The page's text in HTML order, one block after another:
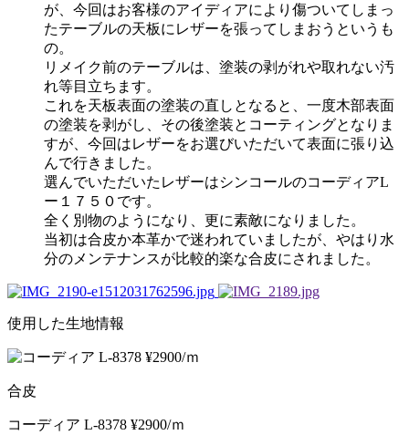
が、今回はお客様のアイディアにより傷ついてしまっ
たテーブルの天板にレザーを張ってしまおうというも
の。
リメイク前のテーブルは、塗装の剥がれや取れない汚
れ等目立ちます。
これを天板表面の塗装の直しとなると、一度木部表面
の塗装を剥がし、その後塗装とコーティングとなりま
すが、今回はレザーをお選びいただいて表面に張り込
んで行きました。
選んでいただいたレザーはシンコールのコーディアL
ー１７５０です。
全く別物のようになり、更に素敵になりました。
当初は合皮か本革かで迷われていましたが、やはり水
分のメンテナンスが比較的楽な合皮にされました。
使用した生地情報
合皮
コーディア L-8378 ¥2900/ｍ